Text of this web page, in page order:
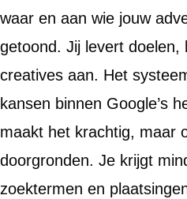
waar en aan wie jouw
getoond. Jij levert
creatives aan. Het
kansen binnen Google’s
maakt het krachtig, maar
doorgronden. Je krijgt
zoektermen en